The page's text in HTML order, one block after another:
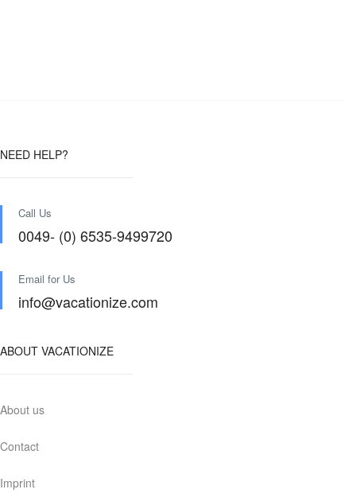
NEED HELP?
Call Us
0049- (0) 6535-9499720
Email for Us
info@vacationize.com
ABOUT VACATIONIZE
About us
Contact
Imprint